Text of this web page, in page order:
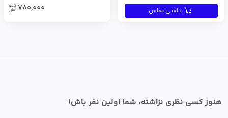
تلفنی تماس 780,000
هنوز کسی نظری نزاشته، شما اولین نفر باش!